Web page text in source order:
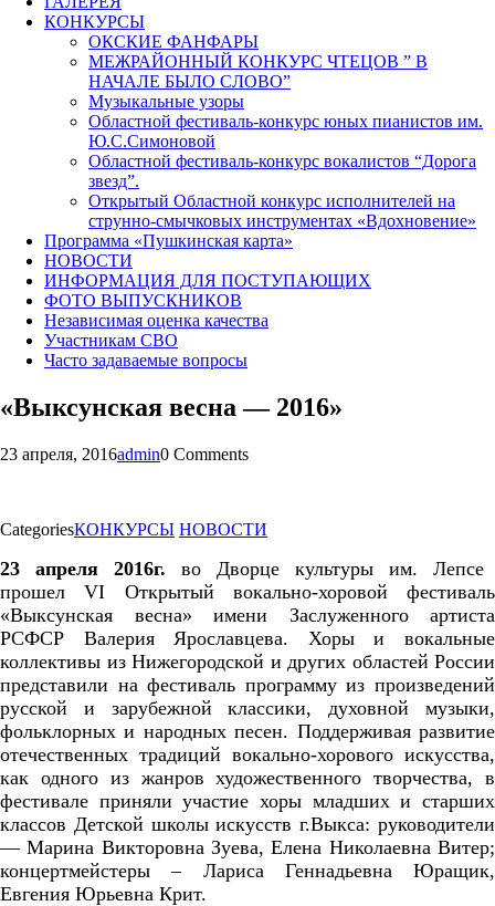
КОНКУРСЫ
ОКСКИЕ ФАНФАРЫ
МЕЖРАЙОННЫЙ КОНКУРС ЧТЕЦОВ ” В
НАЧАЛЕ БЫЛО СЛОВО”
Музыкальные узоры
Областной фестиваль-конкурс юных пианистов им.
Ю.С.Симоновой
Областной фестиваль-конкурс вокалистов “Дорога
звезд”.
Открытый Областной конкурс исполнителей на
струнно-смычковых инструментах «Вдохновение»
Программа «Пушкинская карта»
НОВОСТИ
ИНФОРМАЦИЯ ДЛЯ ПОСТУПАЮЩИХ
ФОТО ВЫПУСКНИКОВ
Независимая оценка качества
Участникам СВО
Часто задаваемые вопросы
«Выксунская весна — 2016»
23 апреля, 2016admin0 Comments
CategoriesКОНКУРСЫ НОВОСТИ
23 апреля 2016г. во Дворце культуры им. Лепсе
прошелVI Открытый вокально-хоровой фестиваль
«Выксунская весна» имени Заслуженного артиста
РСФСР Валерия Ярославцева. Хоры и вокальные
коллективы из Нижегородской и других областей России
представили на фестиваль программу из произведений
русской и зарубежной классики, духовной музыки,
фольклорных и народных песен. Поддерживая развитие
отечественных традиций вокально-хорового искусства,
как одного из жанров художественного творчества, в
фестивале приняли участие хоры младших и старших
классов Детской школы искусств г.Выкса: руководители
— Марина Викторовна Зуева, Елена Николаевна Витер;
концертмейстеры – Лариса Геннадьевна Юращик,
Евгения Юрьевна Крит.